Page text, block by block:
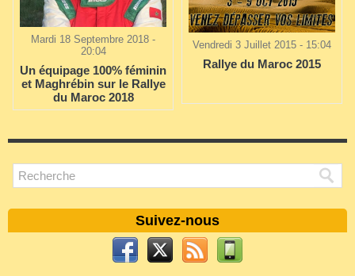
Mardi 18 Septembre 2018 -
20:04
Un équipage 100% féminin
et Maghrébin sur le Rallye
du Maroc 2018
Vendredi 3 Juillet 2015 - 15:04
Rallye du Maroc 2015
Suivez-nous